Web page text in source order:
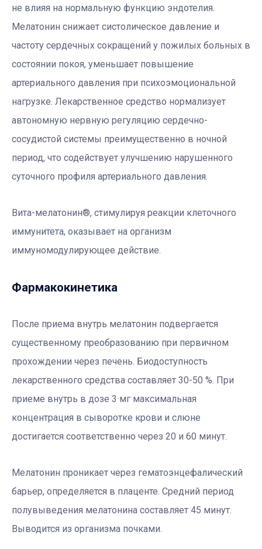
не влияя на нормальную функцию эндотелия.
Мелатонин снижает систолическое давление и
частоту сердечных сокращений у пожилых больных в
состоянии покоя, уменьшает повышение
артериального давления при психоэмоциональной
нагрузке. Лекарственное средство нормализует
автономную нервную регуляцию сердечно-
сосудистой системы преимущественно в ночной
период, что содействует улучшению нарушенного
суточного профиля артериального давления.
Вита-мелатонин®, стимулируя реакции клеточного
иммунитета, оказывает на организм
иммуномодулирующее действие.
Фармакокинетика
После приема внутрь мелатонин подвергается
существенному преобразованию при первичном
прохождении через печень. Биодоступность
лекарственного средства составляет 30-50 %. При
приеме внутрь в дозе 3 мг максимальная
концентрация в сыворотке крови и слюне
достигается соответственно через 20 и 60 минут.
Мелатонин проникает через гематоэнцефалический
барьер, определяется в плаценте. Средний период
полувыведения мелатонина составляет 45 минут.
Выводится из организма почками.